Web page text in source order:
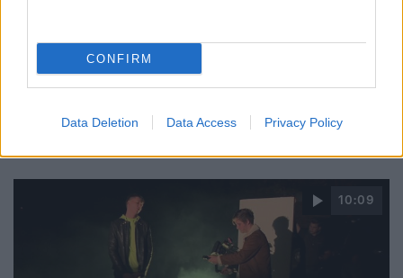
CONFIRM
Data Deletion Data Access Privacy Policy
ipart - ezt Demeter Szilárd miniszteri biztos mondta az
előadóknak és a háttérben dolgozóknak is segítene.
miközben például futballmeccset lehet szurkolók előtt
10:09